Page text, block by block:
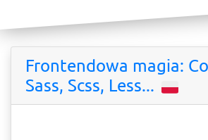
Frontendowa magia:
Sass, Scss, Less...